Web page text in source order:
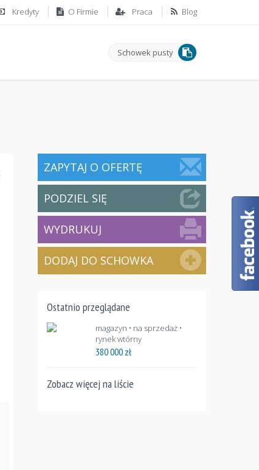
Kredyty O Firmie Praca Blog
Schowek pusty
ZAPYTAJ O OFERTĘ
PODZIEL SIĘ
WYDRUKUJ
DODAJ DO SCHOWKA
Ostatnio przeglądane
magazyn • na sprzedaż •
rynek wtórny
380 000 zł
Zobacz więcej na liście